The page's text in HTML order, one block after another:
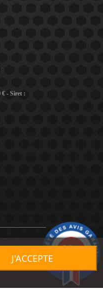
€ - Siret :
J'ACCEPTE
9.2